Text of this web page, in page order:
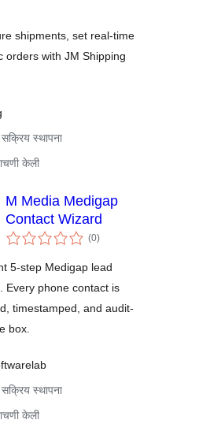
shipments, set real-time
orders with JM Shipping
सक्रिय स्थापना
केली
M Media Medigap
Contact Wizard
(0एकूण
मूल्यांकन
)
5-step Medigap lead
Every phone contact is
timestamped, and audit-
box.
सक्रिय स्थापना
केली